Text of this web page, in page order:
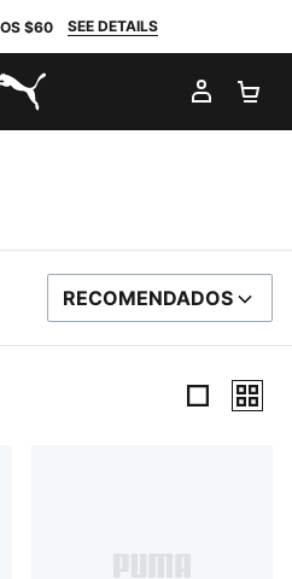
$60 SEE DETAILS
MI
ORDENAR POR
RECOMENDADOS